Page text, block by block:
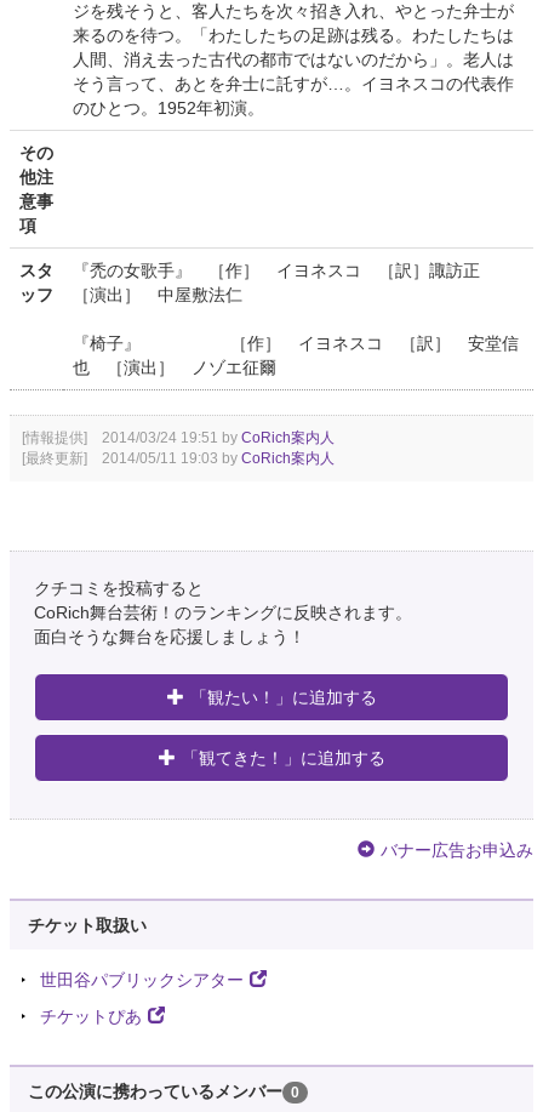
ジを残そうと、客人たちを次々招き入れ、やとった弁士が
来るのを待つ。「わたしたちの足跡は残る。わたしたちは
人間、消え去った古代の都市ではないのだから」。老人は
そう言って、あとを弁士に託すが…。イヨネスコの代表作
のひとつ。1952年初演。
その
他注
意事
項
スタ
ッフ
『禿の女歌手』 ［作］ イヨネスコ ［訳］諏訪正
［演出］ 中屋敷法仁
『椅子』 ［作］ イヨネスコ ［訳］ 安堂信
也 ［演出］ ノゾエ征爾
[情報提供] 2014/03/24 19:51 by CoRich案内人
[最終更新] 2014/05/11 19:03 by CoRich案内人
クチコミを投稿すると
CoRich舞台芸術！のランキングに反映されます。
面白そうな舞台を応援しましょう！
「観たい！」に追加する
「観てきた！」に追加する
バナー広告お申込み
チケット取扱い
世田谷パブリックシアター
チケットぴあ
この公演に携わっているメンバー 0